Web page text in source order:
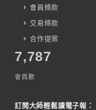
會員條款
交易條款
合作提案
7,787
會員數
訂閱大師輕鬆讀電子報：